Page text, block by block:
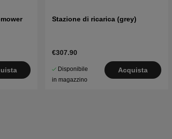
Stazione di ricarica (grey)
€307.90
Disponibile
in magazzino
Acquista